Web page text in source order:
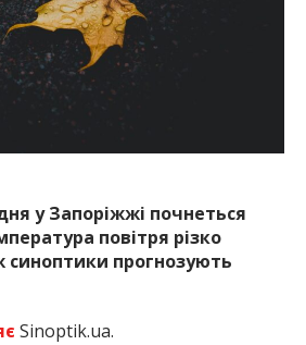
інформацію про події
міста Запоріжжя та області.
у Запоріжжі почнеться
повітря різко
синоптики прогнозують
Sinoptik.ua.